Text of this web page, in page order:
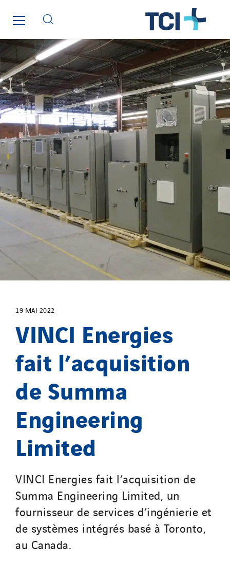
19 MAI 2022
VINCI Energies
fait l’acquisition
de Summa
Engineering
Limited
VINCI Energies fait l’acquisition de
Summa Engineering Limited, un
fournisseur de services d’ingénierie et
de systèmes intégrés basé à Toronto,
au Canada.
L’entreprise Electrique
Lee Sormea
Lefort Francheteau
Lesens EREA
Lesot
Lucitea Atlantique
Maksmacht
Manei Lift
Masselin Fabrication
Masselin Grand Ouest
Merelec
Mobility Way
Monnier Entreprises
NAE-France
North West Projects
Omexom Technikforum
Omnidec
Paumier Marine
Paumier SA
Provelec Sud
Qivy
Qivy Habitat
Qivy Tertiaire
Roiret Energies
Roiret Transport
Saga Tertiaire
Salendre Réseaux
Santerne Alsace
Santerne Angouleme
Santerne Aquitaine
Santerne Champagne Ardenne